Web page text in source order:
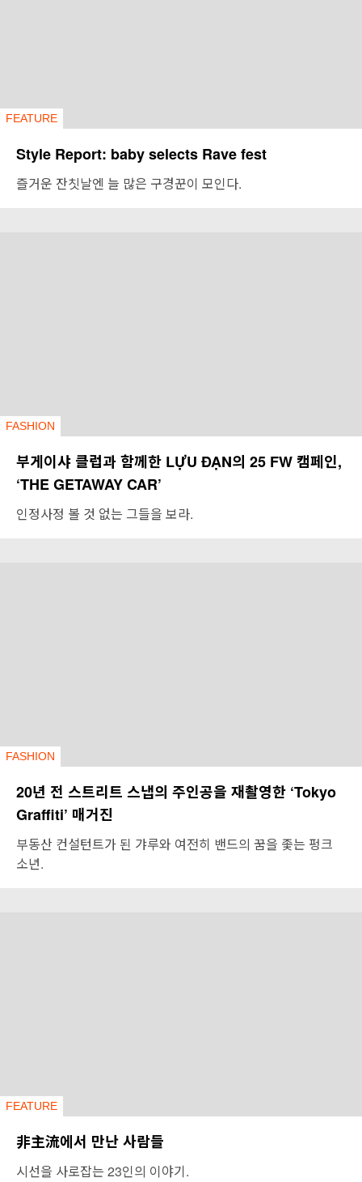
FEATURE
Style Report: baby selects Rave fest
즐거운 잔칫날엔 늘 많은 구경꾼이 모인다.
FASHION
부게이샤 클럽과 함께한 LỰU ĐẠN의 25 FW 캠페인,
‘THE GETAWAY CAR’
인정사정 볼 것 없는 그들을 보라.
FASHION
20년 전 스트리트 스냅의 주인공을 재촬영한 ‘Tokyo
Graffiti’ 매거진
부동산 컨설턴트가 된 갸루와 여전히 밴드의 꿈을 좇는 펑크
소년.
FEATURE
非主流에서 만난 사람들
시선을 사로잡는 23인의 이야기.